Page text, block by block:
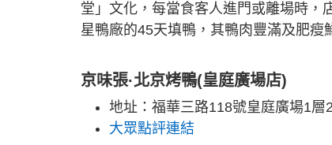
堂」文化，每當食客人進門或離場時，
星鴨廠的45天填鴨，其鴨肉豐滿及肥瘦
京味張·北京烤鴨(皇庭廣場店)
地址：福華三路118號皇庭廣場1層
大眾點評連結